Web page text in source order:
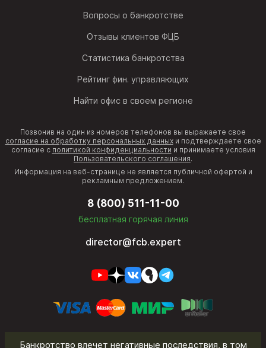
Вопросы о банкротстве
Отзывы клиентов ФЦБ
Статистика банкротства
Рейтинг фин. управляющих
Найти офис в своем регионе
Позвонив на один из номеров телефонов вы выражаете свое
согласие на обработку персональных данныхи подтверждаете свое
согласие с политикой конфиденциальности и принимаете условия
Пользовательского соглашения.
Информация на веб-странице не является публичной офертой и
рекламным предложением.
8 (800) 511-11-00
бесплатная горячая линия
director@fcb.expert
Банкротство влечет негативные последствия, в том